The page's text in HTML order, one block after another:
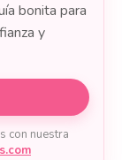
bonita para
y
con nuestra